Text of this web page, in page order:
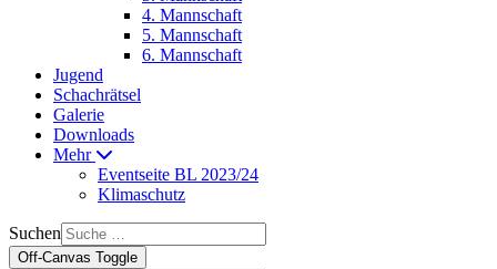
4. Mannschaft
5. Mannschaft
6. Mannschaft
Jugend
Schachrätsel
Galerie
Downloads
Mehr
Eventseite BL 2023/24
Klimaschutz
Suchen
Off-Canvas Toggle